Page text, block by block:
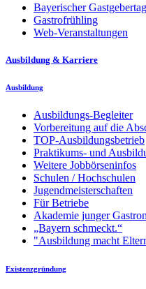
Bayerischer
Gastrofrühling
Web-Veranstaltungen
Ausbildung & Karriere
Ausbildung
Ausbildungs-Begleiter
Vorbereitung auf die
TOP-Ausbildungsbetrieb
Praktikums- und
Weitere Jobbörseninfos
Schulen / Hochschulen
Jugendmeisterschaften
Für Betriebe
Akademie junger
„Bayern schmeckt.“
"Ausbildung macht
Existenzgründung